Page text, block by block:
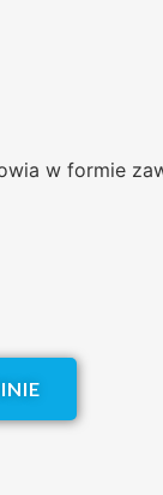
w formie